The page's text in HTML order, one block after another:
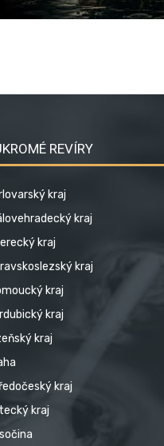
REVÍRY
kraj
kraj
kraj
kraj
kraj
kraj
kraj
kraj
kraj